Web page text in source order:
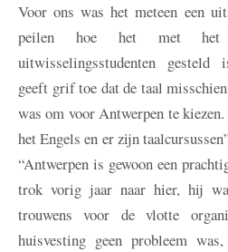
Voor ons was het meteen een
peilen hoe het met het
uitwisselingsstudenten gesteld
geeft grif toe dat de taal
was om voor Antwerpen te
het Engels en er zijn
“Antwerpen is gewoon een
trok vorig jaar naar hier, hij
trouwens voor de vlotte
huisvesting geen probleem